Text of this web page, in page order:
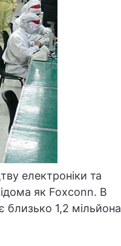
електроніки та
як Foxconn. В
близько 1,2 мільйона